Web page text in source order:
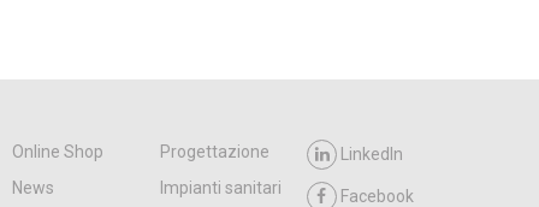
Online Shop
Progettazione
News
Impianti sanitari
LinkedIn
Facebook